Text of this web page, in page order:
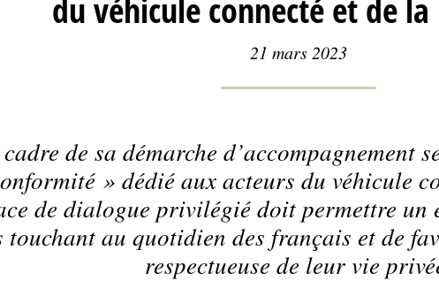
du véhicule connecté et de
21 mars 2023
de sa démarche d’accompagnement
» dédié aux acteurs du véhicule
de dialogue privilégié doit permettre un
touchant au quotidien des français et de
respectueuse de leur vie